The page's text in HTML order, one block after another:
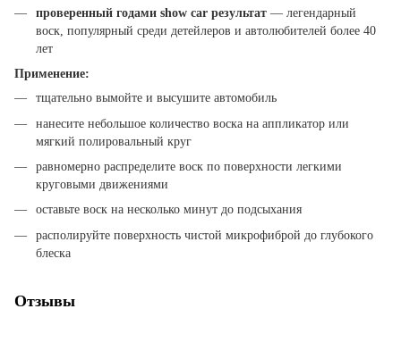
проверенный годами show car результат — легендарный
воск, популярный среди детейлеров и автолюбителей более 40
лет
Применение:
тщательно вымойте и высушите автомобиль
нанесите небольшое количество воска на аппликатор или
мягкий полировальный круг
равномерно распределите воск по поверхности легкими
круговыми движениями
оставьте воск на несколько минут до подсыхания
располируйте поверхность чистой микрофиброй до глубокого
блеска
Отзывы